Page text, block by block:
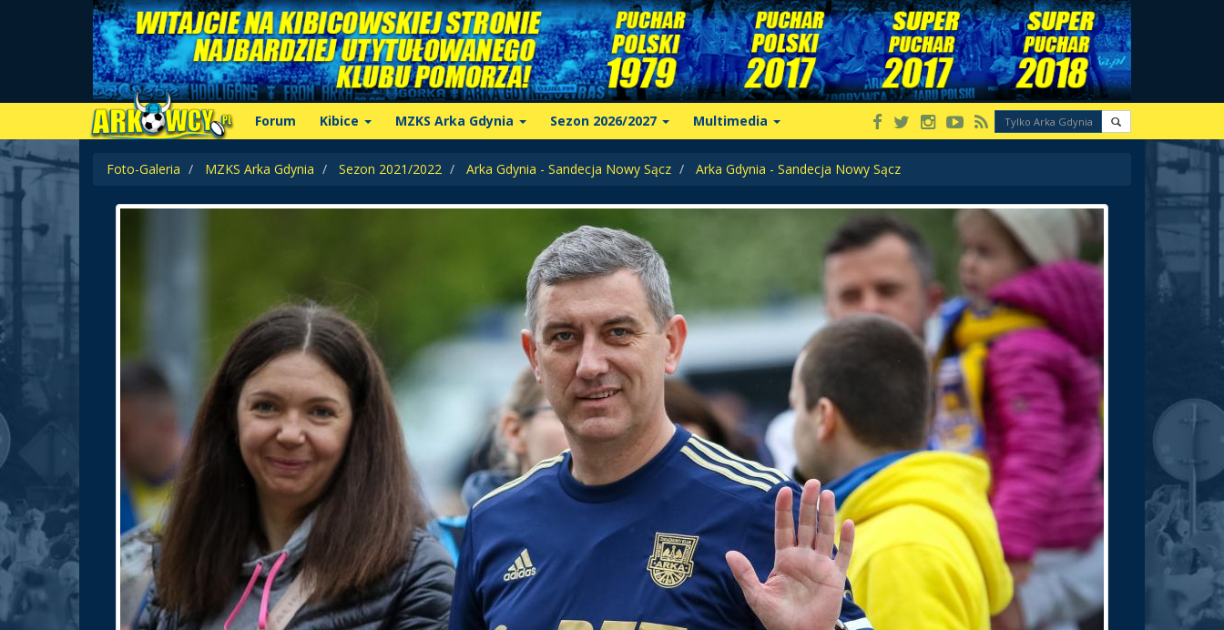
Forum Kibice MZKS Arka Gdynia Sezon 2026/2027 Multimedia
Foto-Galeria MZKS Arka Gdynia Sezon 2021/2022 Arka Gdynia - Sandecja Nowy Sącz Arka Gdynia - Sandecja Nowy Sącz